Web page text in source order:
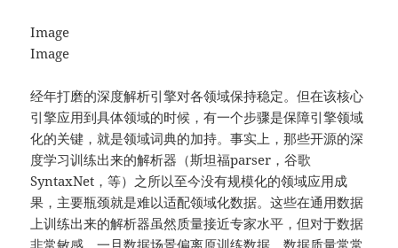
Image
Image
经年打磨的深度解析引擎对各领域保持稳定。但在该核心
引擎应用到具体领域的时候，有一个步骤是保障引擎领域
化的关键，就是领域词典的加持。事实上，那些开源的深
度学习训练出来的解析器（斯坦福parser，谷歌
SyntaxNet，等）之所以至今没有规模化的领域应用成
果，主要瓶颈就是难以适配领域化数据。这些在通用数据
上训练出来的解析器虽然质量接近专家水平，但对于数据